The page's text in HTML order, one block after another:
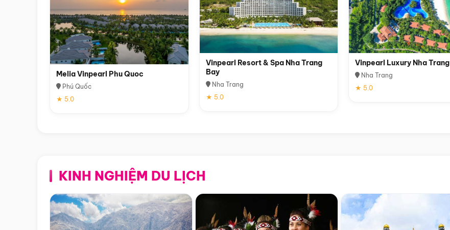
Melia Vinpearl Phu Quoc
Phú Quốc
★ 5.0
Vinpearl Resort & Spa Nha Trang
Bay
Nha Trang
★ 5.0
Vinpearl Luxury Nha Trang
Nha Trang
★ 5.0
KINH NGHIỆM DU LỊCH